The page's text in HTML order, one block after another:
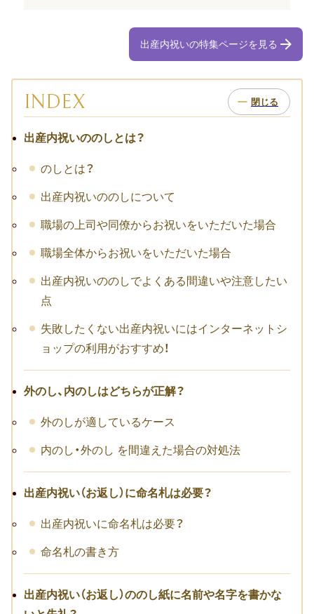
子どものお祝い・ギフト
成人祝い
入学祝い
七五三
仕事のお祝い・ギフト
創立・創業記念（周年記念）
開店・移転祝い
永年勤続表彰
出産内祝いの特集ページを見る
INDEX
出産内祝いののしとは？
のしとは？
出産内祝いののしについて
職場の上司や同僚からお祝いをいただいた場合
職場全体からお祝いをいただいた場合
出産内祝いののしでよくある間違いや注意したい
点
失敗したくない出産内祝いにはインターネットシ
ョップの利用がおすすめ！
外のし、内のしはどちらが正解？
外のしが適しているケース
内のし・外のし を間違えた場合の対処法
出産内祝い（お返し）に命名札は必要？
出産内祝いに命名札は必要？
命名札の書き方
出産内祝い（お返し）ののし紙に名前や名字を書かな